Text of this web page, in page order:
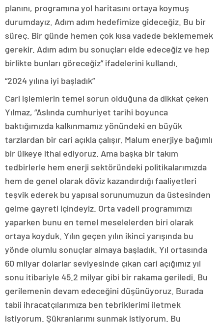
planını, programına yol haritasını ortaya koymuş
durumdayız. Adım adım hedefimize gideceğiz. Bu bir
süreç. Bir günde hemen çok kısa vadede beklememek
gerekir. Adım adım bu sonuçları elde edeceğiz ve hep
birlikte bunları göreceğiz” ifadelerini kullandı.
“2024 yılına iyi başladık”
Cari işlemlerin temel sorun olduğuna da dikkat çeken
Yılmaz, “Aslında cumhuriyet tarihi boyunca
baktığımızda kalkınmamız yönündeki en büyük
tarzlardan bir cari açıkla çalışır. Malum enerjiye bağımlı
bir ülkeye ithal ediyoruz. Ama başka bir takım
tedbirlerle hem enerji sektöründeki politikalarımızda
hem de genel olarak döviz kazandırdığı faaliyetleri
teşvik ederek bu yapısal sorunumuzun da üstesinden
gelme gayreti içindeyiz. Orta vadeli programımızı
yaparken bunu en temel meselelerden biri olarak
ortaya koyduk. Yılın geçen yılın ikinci yarışında bu
yönde olumlu sonuçlar almaya başladık. Yıl ortasında
60 milyar dolarlar seviyesinde çıkan cari açığımız yıl
sonu itibariyle 45.2 milyar gibi bir rakama geriledi. Bu
gerilemenin devam edeceğini düşünüyoruz. Burada
tabii ihracatçılarımıza ben tebriklerimi iletmek
istiyorum. Şükranlarımı sunmak istiyorum. Bu